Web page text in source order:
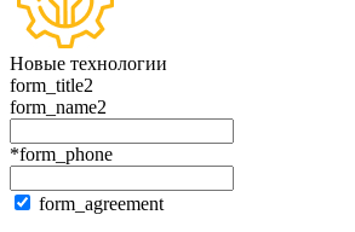
Новые технологии
form_title2
form_name2
*form_phone
form_agreement